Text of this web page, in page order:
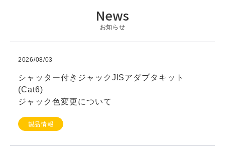
News
お知らせ
2026/08/03
シャッター付きジャックJISアダプタキット
(Cat6)
ジャック色変更について
製品情報